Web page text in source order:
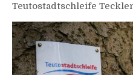
Teutostadtschleife